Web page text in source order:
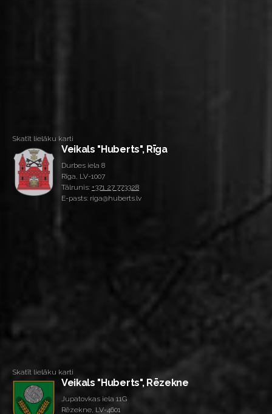
Skatīt lielāku karti
Veikals "Huberts", Rīga
Durbes iela 8
Rīga, LV-1007
Tālrunis: +371 27 773328
E-pasts: riga@huberts.lv
Skatīt lielāku karti
Veikals "Huberts", Rēzekne
Jupatovkas iela 11G
Rēzekne, LV-4601